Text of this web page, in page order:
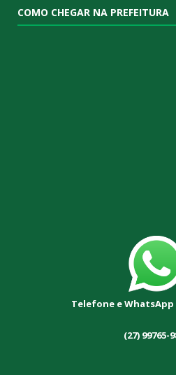
COMO CHEGAR NA PREFEITURA
Telefone e
(27) 99765-